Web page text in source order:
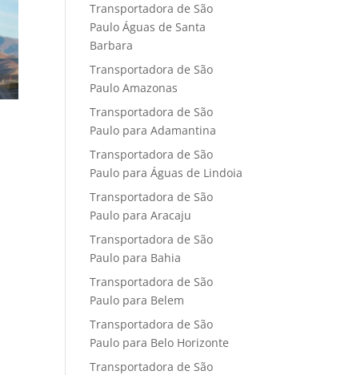
Transportadora de São
Paulo Águas de Santa
Barbara
Transportadora de São
Paulo Amazonas
Transportadora de São
Paulo para Adamantina
Transportadora de São
Paulo para Águas de Lindoia
Transportadora de São
Paulo para Aracaju
Transportadora de São
Paulo para Bahia
Transportadora de São
Paulo para Belem
Transportadora de São
Paulo para Belo Horizonte
Transportadora de São